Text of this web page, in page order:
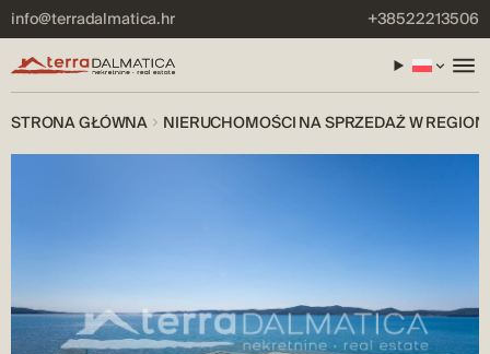
info@terradalmatica.hr +38522213506
STRONA GŁÓWNA NIERUCHOMOŚCI NA SPRZEDAŻ W